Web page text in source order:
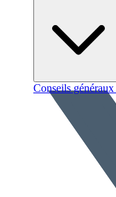
Conseils généraux